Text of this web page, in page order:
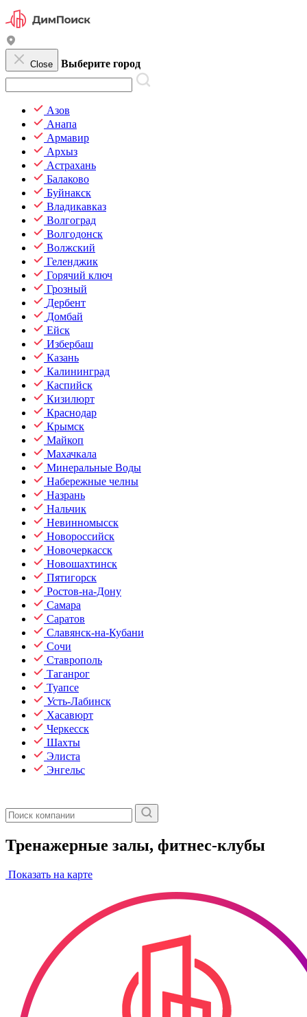
Close Выберите город
Азов
Анапа
Армавир
Архыз
Астрахань
Балаково
Буйнакск
Владикавказ
Волгоград
Волгодонск
Волжский
Геленджик
Горячий ключ
Грозный
Дербент
Домбай
Ейск
Избербаш
Казань
Калининград
Каспийск
Кизилюрт
Краснодар
Крымск
Майкоп
Махачкала
Минеральные Воды
Набережные челны
Назрань
Нальчик
Невинномысск
Новороссийск
Новочеркасск
Новошахтинск
Пятигорск
Ростов-на-Дону
Самара
Саратов
Славянск-на-Кубани
Сочи
Ставрополь
Таганрог
Туапсе
Усть-Лабинск
Хасавюрт
Черкесск
Шахты
Элиста
Энгельс
Тренажерные залы, фитнес-клубы
Показать на карте